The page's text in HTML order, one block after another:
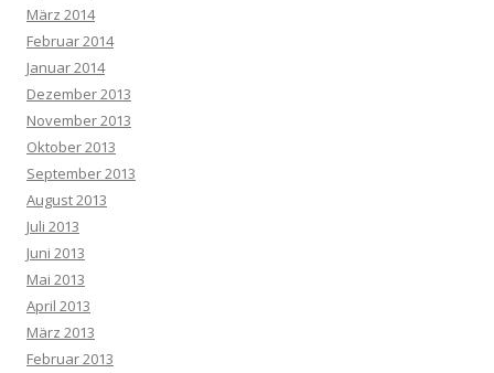
März 2014
Februar 2014
Januar 2014
Dezember 2013
November 2013
Oktober 2013
September 2013
August 2013
Juli 2013
Juni 2013
Mai 2013
April 2013
März 2013
Februar 2013